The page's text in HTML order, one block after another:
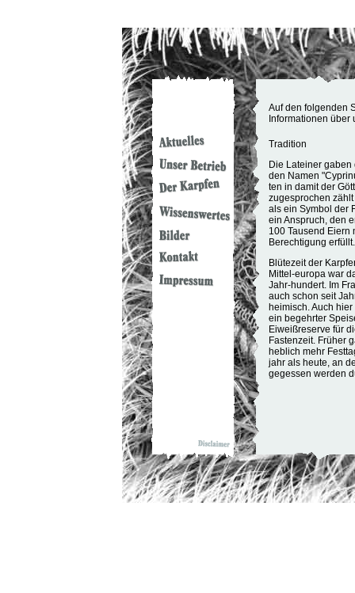
Auf den folgenden
Informationen über
Tradition
Die Lateiner gaben
den Namen
ten in damit der
zugesprochen
als ein Symbol der
ein Anspruch, den
100 Tausend Eiern
Berechtigung erfüllt.
Blütezeit der
Mittel-europa war
Jahr-hundert. Im
auch schon seit
heimisch. Auch
ein begehrter
Eiweißreserve für
Fastenzeit. Früher
heblich mehr
jahr als heute, an
gegessen werden